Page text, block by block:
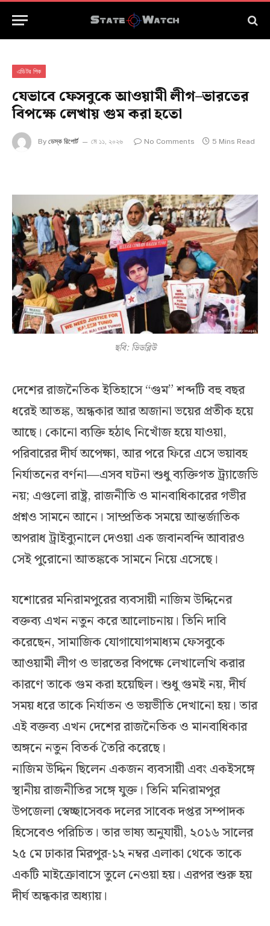
এডিটর পিক
যেভাবে ফেসবুকে আওয়ামী লীগ–ভারতের
বিপক্ষে লেখায় গুম করা হতো
By ডেস্ক রিপোর্ট মে ১১, ২০২৬ No Comments 5 Mins Read
ছবি: ডিডব্লিউ
দেশের রাজনৈতিক ইতিহাসে “গুম” শব্দটি বহু বছর
ধরেই আতঙ্ক, অন্ধকার আর অজানা ভয়ের প্রতীক হয়ে
আছে। কোনো ব্যক্তি হঠাৎ নিখোঁজ হয়ে যাওয়া,
পরিবারের দীর্ঘ অপেক্ষা, আর পরে ফিরে এসে ভয়াবহ
নির্যাতনের বর্ণনা—এসব ঘটনা শুধু ব্যক্তিগত ট্র্যাজেডি
নয়; এগুলো রাষ্ট্র, রাজনীতি ও মানবাধিকারের গভীর
প্রশ্নও সামনে আনে। সাম্প্রতিক সময়ে আন্তর্জাতিক
অপরাধ ট্রাইব্যুনালে দেওয়া এক জবানবন্দি আবারও
সেই পুরোনো আতঙ্ককে সামনে নিয়ে এসেছে।
যশোরের মনিরামপুরের ব্যবসায়ী নাজিম উদ্দিনের
বক্তব্য এখন নতুন করে আলোচনায়। তিনি দাবি
করেছেন, সামাজিক যোগাযোগমাধ্যম ফেসবুকে
আওয়ামী লীগ ও ভারতের বিপক্ষে লেখালেখি করার
কারণে তাকে গুম করা হয়েছিল। শুধু গুমই নয়, দীর্ঘ
সময় ধরে তাকে নির্যাতন ও ভয়ভীতি দেখানো হয়। তার
এই বক্তব্য এখন দেশের রাজনৈতিক ও মানবাধিকার
অঙ্গনে নতুন বিতর্ক তৈরি করেছে।
নাজিম উদ্দিন ছিলেন একজন ব্যবসায়ী এবং একইসঙ্গে
স্থানীয় রাজনীতির সঙ্গে যুক্ত। তিনি মনিরামপুর
উপজেলা স্বেচ্ছাসেবক দলের সাবেক দপ্তর সম্পাদক
হিসেবেও পরিচিত। তার ভাষ্য অনুযায়ী, ২০১৬ সালের
২৫ মে ঢাকার মিরপুর-১২ নম্বর এলাকা থেকে তাকে
একটি মাইক্রোবাসে তুলে নেওয়া হয়। এরপর শুরু হয়
দীর্ঘ অন্ধকার অধ্যায়।